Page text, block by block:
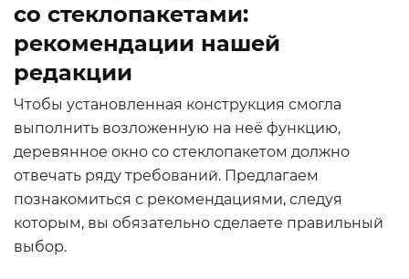
со стеклопакетами:
рекомендации нашей
редакции
Чтобы установленная конструкция смогла
выполнить возложенную на неё функцию,
деревянное окно со стеклопакетом должно
отвечать ряду требований. Предлагаем
познакомиться с рекомендациями, следуя
которым, вы обязательно сделаете правильный
выбор.